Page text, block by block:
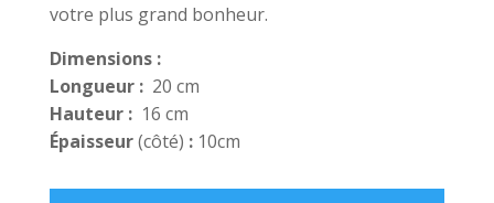
votre plus grand bonheur.
Dimensions :
Longueur :20 cm
Hauteur :16 cm
Épaisseur(côté) :10cm